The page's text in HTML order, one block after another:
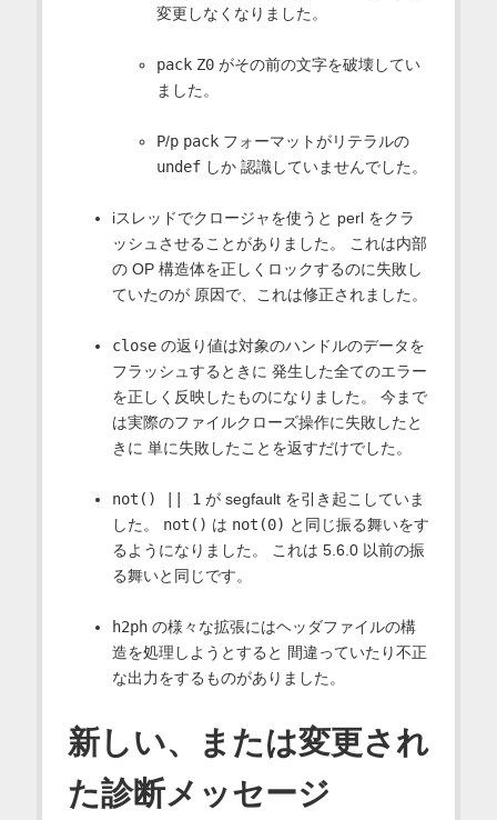
変更しなくなりました。
pack Z0がその前の文字を破壊してい
ました。
P/p packフォーマットがリテラルの
undefしか 認識していませんでした。
iスレッドでクロージャを使うと perl をクラ
ッシュさせることがありました。 これは内部
の OP 構造体を正しくロックするのに失敗し
ていたのが 原因で、これは修正されました。
closeの返り値は対象のハンドルのデータを
フラッシュするときに 発生した全てのエラー
を正しく反映したものになりました。 今まで
は実際のファイルクローズ操作に失敗したと
きに 単に失敗したことを返すだけでした。
not() || 1が segfault を引き起こしていま
した。 not() は not(0) と同じ振る舞いをす
るようになりました。 これは 5.6.0 以前の振
る舞いと同じです。
h2phの様々な拡張にはヘッダファイルの構
造を処理しようとすると 間違っていたり不正
な出力をするものがありました。
新しい、または変更され
た診断メッセージ